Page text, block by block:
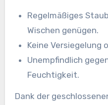
Regelmäßiges
Wischen genügen.
Keine Versiegelung
Unempfindlich
Feuchtigkeit.
Dank der